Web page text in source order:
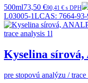
500ml73,50 €90,41 € s DPH
L03005-1LCAS: 7664-
Kyselina
pre stopovú analýzu / trace